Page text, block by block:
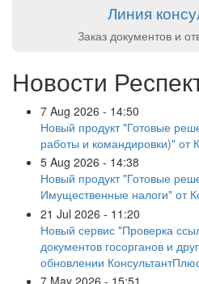
Линия
Заказ документов и
Новости
7 Aug 2026 - 14:50
Новый продукт "Готовые
работы и командировки)" от
5 Aug 2026 - 14:38
Новый продукт "Готовые
Имущественные налоги" от
21 Jul 2026 - 11:20
Новый сервис "Проверка
документов госорганов и
обновлении